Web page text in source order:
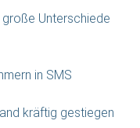
Unterschiede
in SMS
kräftig gestiegen